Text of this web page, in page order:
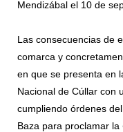
Mendizábal el 10 de
Las consecuencias de
comarca y
en que se presenta en
Nacional de Cúllar con
cumpliendo órdenes
Baza para proclamar la